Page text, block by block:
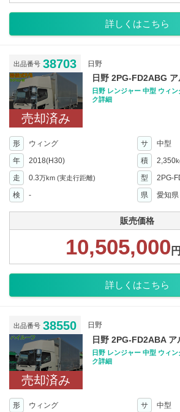
詳しくはこちら
出品番号 38703 日野
売却済み
日野 2PG-FD2ABG
日野 レンジャー 中型 ウィ
ク詳細
形 ウィング サ
中型
年
2018(H30) 積 2,350
走 0.3万km (実走行距離) 型
2PG-
検
- 県 愛知県
販売価格
10,505,000
詳しくはこちら
出品番号 38550 日野
売却済み
日野 2PG-FD2ABA
日野 レンジャー 中型 ウィ
ク詳細
形 ウィング サ
中型